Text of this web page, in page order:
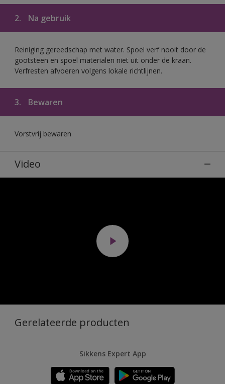
2. Na gebruik
Reiniging gereedschap met water. Spoel verf nooit door de
gootsteen en spoel materialen niet uit onder de kraan.
Verfresten afvoeren volgens lokale richtlijnen.
3. Bewaren
Vorstvrij bewaren
Video
Gerelateerde producten
Sikkens Expert App